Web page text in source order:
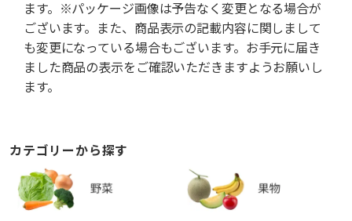
ます。※パッケージ画像は予告なく変更となる場合が
ございます。また、商品表示の記載内容に関しまして
も変更になっている場合もございます。お手元に届き
ました商品の表示をご確認いただきますようお願いし
ます。
カテゴリーから探す